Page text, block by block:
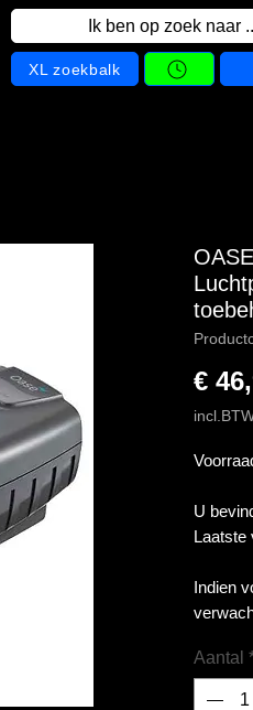
Ik ben op zoek naar
XL zoekbalk
€
U
Laatste
Indien
Aantal